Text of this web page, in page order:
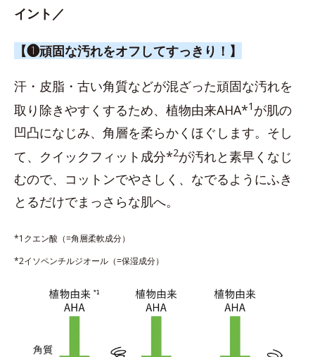
イント／
【❶頑固な汚れをオフしてすっきり！】
汗・皮脂・古い角質などが混ざった頑固な汚れを
取り除きやすくするため、植物由来AHA*1 が肌の
凹凸になじみ、角層を柔らかくほぐします。そし
て、クイックフィット成分*2が汚れと素早くなじ
むので、コットンでやさしく、なでるようにふき
とるだけでまっさらな肌へ。
*1クエン酸（=角層柔軟成分）
*2イソペンチルジオール（=保湿成分）